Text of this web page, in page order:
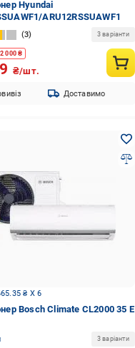
Hyundai
ARU12RSSUAWF1
3 3 варіанти
2 000 ₴
₴/шт.
Доставимо
₴ X 6
Bosch Climate CL2000 35 E
3 варіанти